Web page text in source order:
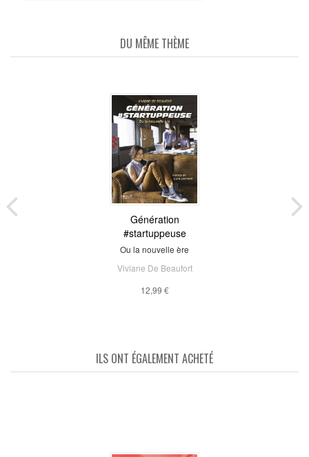
DU MÊME THÈME
Génération
#startuppeuse
Ou la nouvelle ère
Viviane De Beaufort
12,99 €
ILS ONT ÉGALEMENT ACHETÉ